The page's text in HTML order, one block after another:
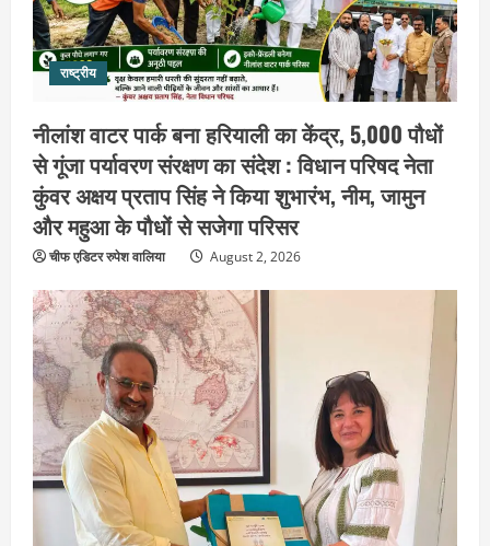
राष्ट्रीय
नीलांश वाटर पार्क बना हरियाली का केंद्र, 5,000 पौधों
से गूंजा पर्यावरण संरक्षण का संदेश : विधान परिषद नेता
कुंवर अक्षय प्रताप सिंह ने किया शुभारंभ, नीम, जामुन
और महुआ के पौधों से सजेगा परिसर
चीफ एडिटर रुपेश वालिया August 2, 2026
उत्तराखंड
भारी बारिश में गंगा घाटों पर बढ़ी सतर्कता, डीएम
ने डाक कांवड़ियों से कहा—सुरक्षा से समझौता
न करें
August 10, 2026
उत्तराखंड